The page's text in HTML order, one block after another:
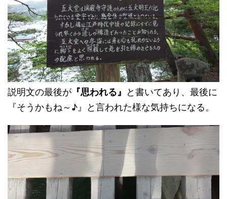
説明文の最後が 『思われる』
と書いてあり、最後に
『そうかもね～♪』と言われた様な気持ちになる。